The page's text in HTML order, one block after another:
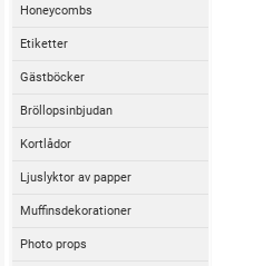
Honeycombs
Etiketter
Gästböcker
Bröllopsinbjudan
Kortlådor
Ljuslyktor av papper
Muffinsdekorationer
Photo props